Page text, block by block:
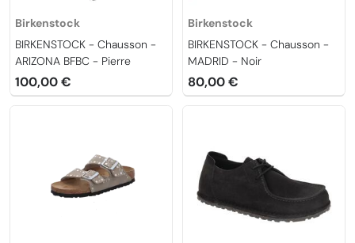
Birkenstock
BIRKENSTOCK - Chausson -
ARIZONA BFBC - Pierre
100,00 €
Birkenstock
BIRKENSTOCK - Chausson -
MADRID - Noir
80,00 €